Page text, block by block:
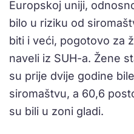
Europskoj uniji,
bilo u riziku od
biti i veći, pogotovo za
naveli iz SUH-a. Žene
su prije dvije godine
siromaštvu, a 60,6
su bili u zoni gladi.